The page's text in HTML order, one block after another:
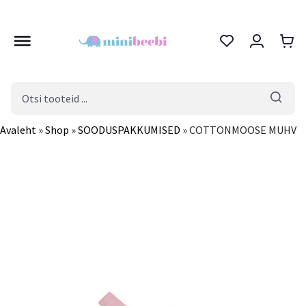
search
Avaleht »Shop »SOODUSPAKKUMISED »COTTONMOOSE MUHV